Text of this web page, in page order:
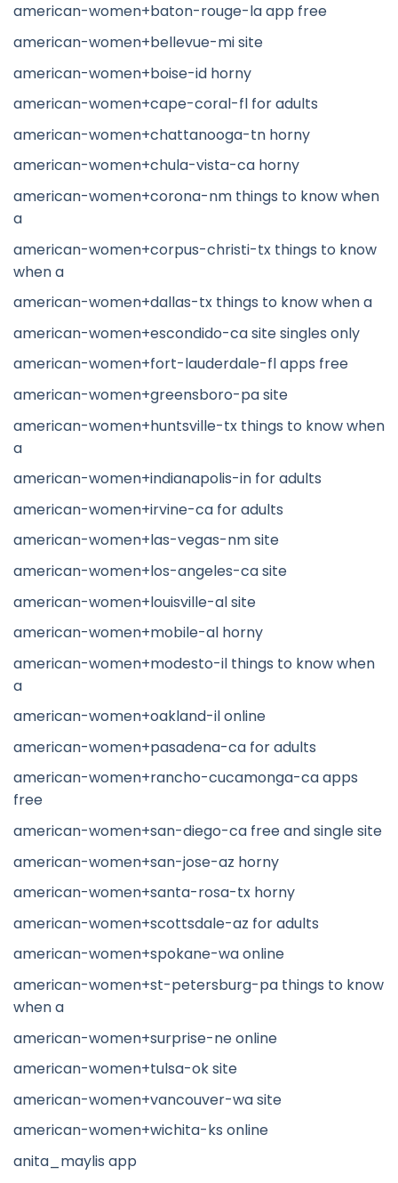
american-women+baton-rouge-la app free
american-women+bellevue-mi site
american-women+boise-id horny
american-women+cape-coral-fl for adults
american-women+chattanooga-tn horny
american-women+chula-vista-ca horny
american-women+corona-nm things to know when
a
american-women+corpus-christi-tx things to know
when a
american-women+dallas-tx things to know when a
american-women+escondido-ca site singles only
american-women+fort-lauderdale-fl apps free
american-women+greensboro-pa site
american-women+huntsville-tx things to know when
a
american-women+indianapolis-in for adults
american-women+irvine-ca for adults
american-women+las-vegas-nm site
american-women+los-angeles-ca site
american-women+louisville-al site
american-women+mobile-al horny
american-women+modesto-il things to know when
a
american-women+oakland-il online
american-women+pasadena-ca for adults
american-women+rancho-cucamonga-ca apps
free
american-women+san-diego-ca free and single site
american-women+san-jose-az horny
american-women+santa-rosa-tx horny
american-women+scottsdale-az for adults
american-women+spokane-wa online
american-women+st-petersburg-pa things to know
when a
american-women+surprise-ne online
american-women+tulsa-ok site
american-women+vancouver-wa site
american-women+wichita-ks online
anita_maylis app